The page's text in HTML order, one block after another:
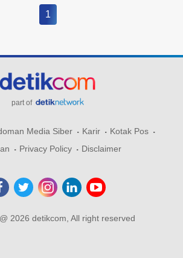
1
part of
Media Siber Karir
Kotak Pos
Privacy Policy Disclaimer
2026 detikcom, All right reserved